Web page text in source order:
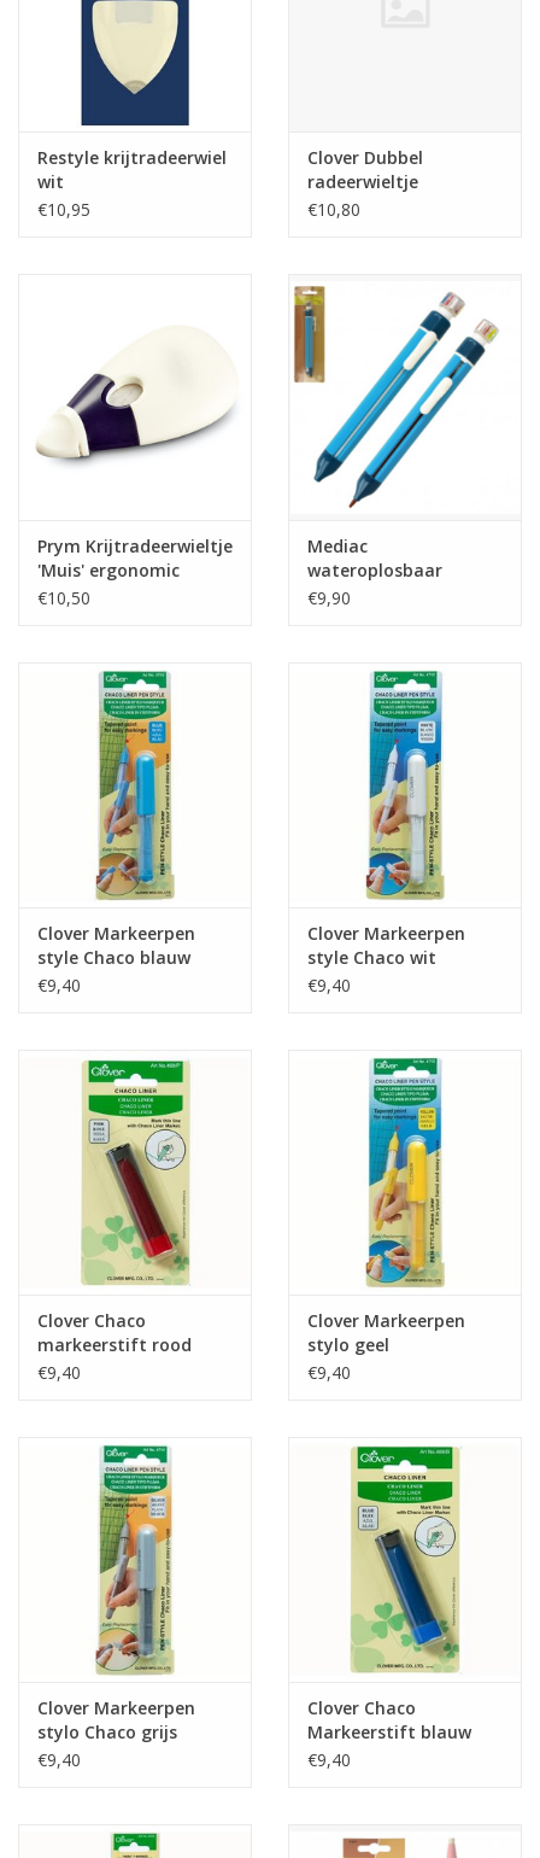
Restyle krijtradeerwiel
wit
€10,95
Clover Dubbel
radeerwieltje
€10,80
Prym Krijtradeerwieltje
'Muis' ergonomic
€10,50
Mediac
wateroplosbaar
potlood blauw
€9,90
Clover Markeerpen
style Chaco blauw
€9,40
Clover Markeerpen
style Chaco wit
€9,40
Clover Chaco
markeerstift rood
€9,40
Clover Markeerpen
stylo geel
€9,40
Clover Markeerpen
stylo Chaco grijs
€9,40
Clover Chaco
Markeerstift blauw
€9,40